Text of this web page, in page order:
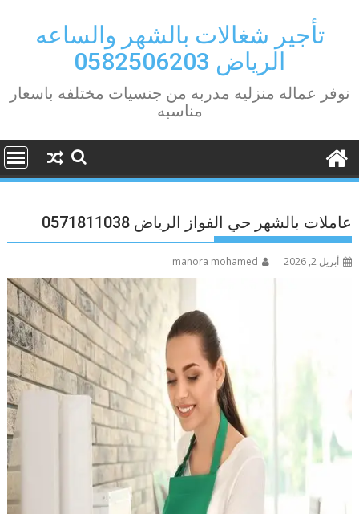
contentتأجير شغالات بالشهر والساعه
الرياض 0582506203
نوفر عماله منزليه مدربه من جنسيات مختلفه باسعار
مناسبه
عاملات بالشهر حي الفواز الرياض 0571811038
أبريل 2, 2026 manora mohamed